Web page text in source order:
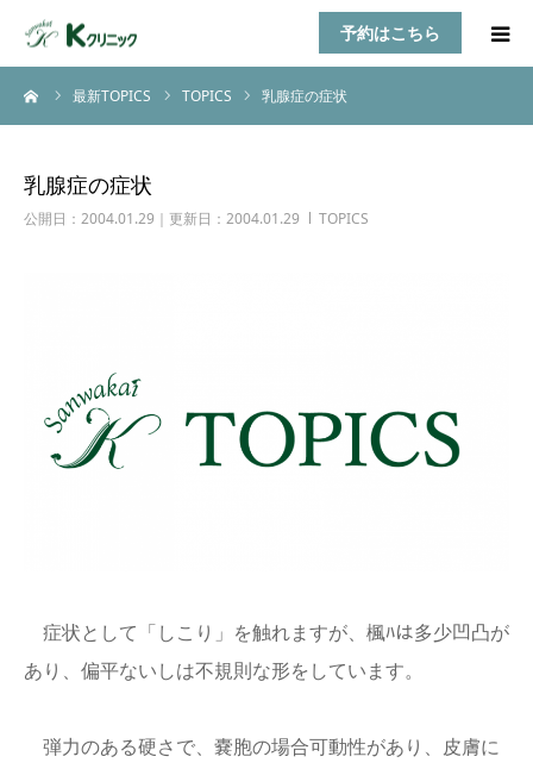
予約はこちら
最新TOPICS TOPICS 乳腺症の症状
乳腺症の症状
公開日：2004.01.29｜更新日：2004.01.29 TOPICS
症状として「しこり」を触れますが、楓ﾊは多少凹凸が
あり、偏平ないしは不規則な形をしています。
弾力のある硬さで、嚢胞の場合可動性があり、皮膚に
HOME
TOPICS
アクセス